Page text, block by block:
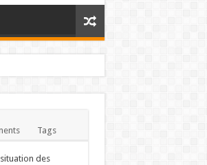
Tags
des